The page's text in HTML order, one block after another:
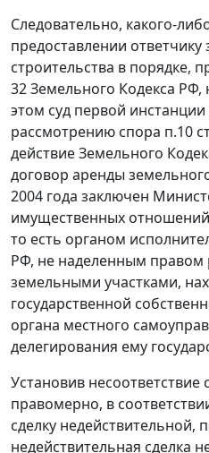
Следовательно, какого-
предоставлении ответчику
строительства в порядке,
32Земельного Кодекса
этом суд первой
рассмотрению спора п.10
действие Земельного
договор аренды
2004 года заключен
имущественных отношений
то есть органом
РФ, не наделенным правом
земельными участками,
государственной
органа местного
делегирования ему
Установив несоответствие
правомерно, в
сделку недействительной,
недействительная сделка